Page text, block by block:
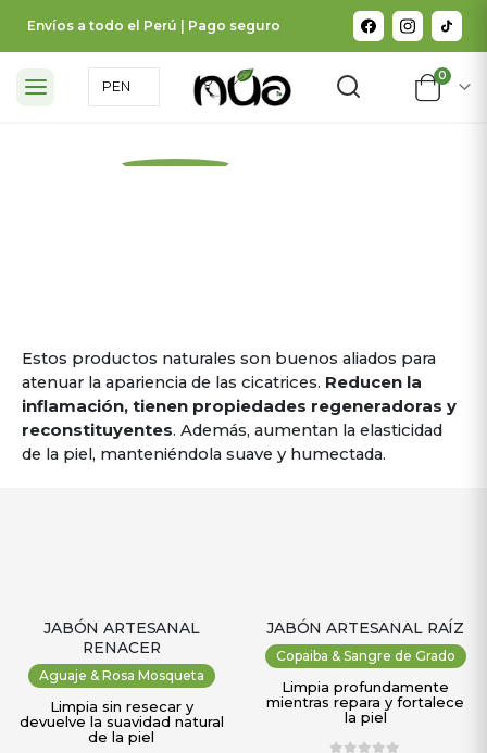
Envíos a todo el Perú | Pago seguro
0
Estos productos naturales son buenos aliados para
atenuar la apariencia de las cicatrices. Reducen la
inflamación, tienen propiedades regeneradoras y
reconstituyentes. Además, aumentan la elasticidad
de la piel, manteniéndola suave y humectada.
JABÓN ARTESANAL
RENACER
Aguaje & Rosa Mosqueta
Limpia sin resecar y
devuelve la suavidad natural
de la piel
JABÓN ARTESANAL RAÍZ
Copaiba & Sangre de Grado
Limpia profundamente
mientras repara y fortalece
la piel